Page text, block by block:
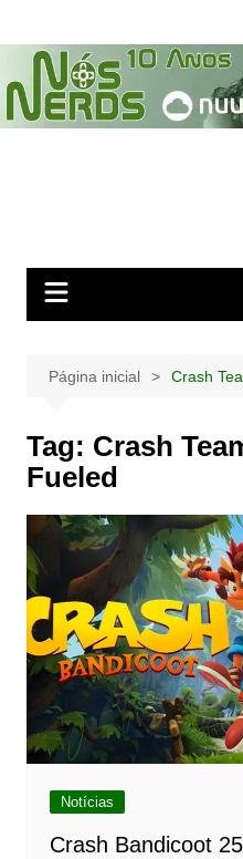
para
conteúdo
Página inicial Crash
Tag: Crash
Fueled
Notícias
Crash Bandicoot